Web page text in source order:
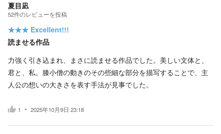
夏目凪
52件のレビューを投稿
★★★ Excellent!!!
読ませる作品
力強く引き込まれ、まさに読ませる作品でした。美しい文体と、
君と、私。膝小僧の動きのその些細な部分を描写することで、主
人公の想いの大きさを表す手法が見事でした。
1 2025年10月9日 23:18